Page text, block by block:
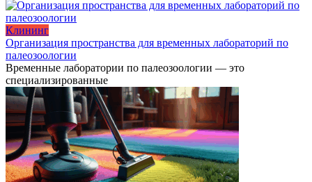
Клининг
Организация пространства для временных лабораторий по
палеозоологии
Временные лаборатории по палеозоологии — это
специализированные